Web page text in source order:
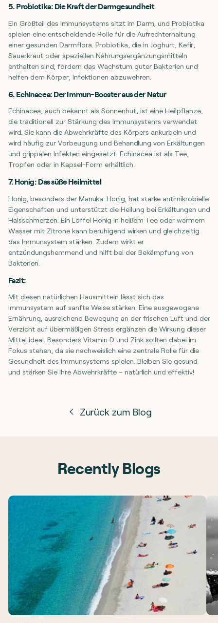
5. Probiotika: Die Kraft der Darmgesundheit
Ein Großteil des Immunsystems sitzt im Darm, und Probiotika
spielen eine entscheidende Rolle für die Aufrechterhaltung
einer gesunden Darmflora. Probiotika, die in Joghurt, Kefir,
Sauerkraut oder speziellen Nahrungsergänzungsmitteln
enthalten sind, fördern das Wachstum guter Bakterien und
helfen dem Körper, Infektionen abzuwehren.
6. Echinacea: Der Immun-Booster aus der Natur
Echinacea, auch bekannt als Sonnenhut, ist eine Heilpflanze,
die traditionell zur Stärkung des Immunsystems verwendet
wird. Sie kann die Abwehrkräfte des Körpers ankurbeln und
wird häufig zur Vorbeugung und Behandlung von Erkältungen
und grippalen Infekten eingesetzt. Echinacea ist als Tee,
Tropfen oder in Kapsel-Form erhältlich.
7. Honig: Das süße Heilmittel
Honig, besonders der Manuka-Honig, hat starke antimikrobielle
Eigenschaften und unterstützt die Heilung bei Erkältungen und
Halsschmerzen. Ein Löffel Honig in heißem Tee oder warmem
Wasser mit Zitrone kann beruhigend wirken und gleichzeitig
das Immunsystem stärken. Zudem wirkt er
entzündungshemmend und hilft bei der Bekämpfung von
Bakterien.
Fazit:
Mit diesen natürlichen Hausmitteln lässt sich das
Immunsystem auf sanfte Weise stärken. Eine ausgewogene
Ernährung, ausreichend Bewegung an der frischen Luft und der
Verzicht auf übermäßigen Stress ergänzen die Wirkung dieser
Mittel ideal. Besonders Vitamin D und Zink sollten dabei im
Fokus stehen, da sie nachweislich eine zentrale Rolle für die
Gesundheit des Immunsystems spielen. Bleiben Sie gesund
und stärken Sie Ihre Abwehrkräfte – natürlich und effektiv!
Zurück zum Blog
Recently Blogs